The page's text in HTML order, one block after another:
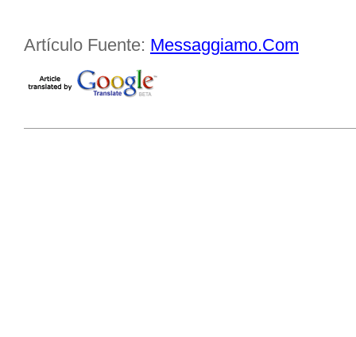
Artículo Fuente: Messaggiamo.Com